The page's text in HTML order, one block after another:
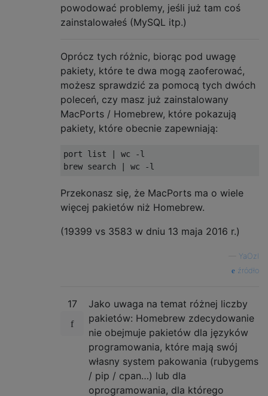
powodować problemy, jeśli już tam coś
zainstalowałeś (MySQL itp.)
Oprócz tych różnic, biorąc pod uwagę
pakiety, które te dwa mogą zaoferować,
możesz sprawdzić za pomocą tych dwóch
poleceń, czy masz już zainstalowany
MacPorts / Homebrew, które pokazują
pakiety, które obecnie zapewniają:
port list | wc -l
Przekonasz się, że MacPorts ma o wiele
więcej pakietów niż Homebrew.
(19399 vs 3583 w dniu 13 maja 2016 r.)
YaOzI
źródło
17
Jako uwaga na temat różnej liczby
pakietów: Homebrew zdecydowanie
nie obejmuje pakietów dla języków
programowania, które mają swój
własny system pakowania (rubygems
/ pip / cpan…) lub dla
oprogramowania, dla którego